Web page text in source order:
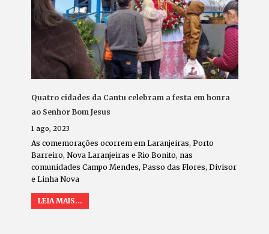
Quatro cidades da Cantu celebram a festa em honra
ao Senhor Bom Jesus
1 ago, 2023
As comemorações ocorrem em Laranjeiras, Porto
Barreiro, Nova Laranjeiras e Rio Bonito, nas
comunidades Campo Mendes, Passo das Flores, Divisor
e Linha Nova
LEIA MAIS...